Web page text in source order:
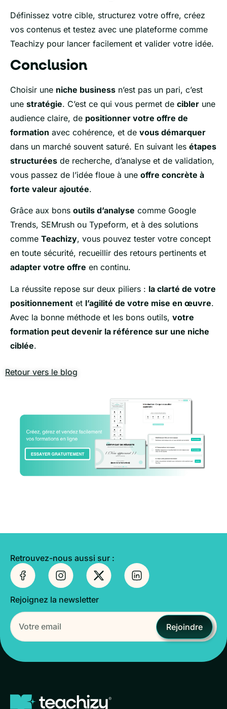
Définissez votre cible, structurez votre offre, créez
vos contenus et testez avec une plateforme comme
Teachizy pour lancer facilement et valider votre idée.
Conclusion
Choisir une niche business n’est pas un pari, c’est
une stratégie. C’est ce qui vous permet de cibler une
audience claire, de positionner votre offre de
formation avec cohérence, et de vous démarquer
dans un marché souvent saturé. En suivant les étapes
structurées de recherche, d’analyse et de validation,
vous passez de l’idée floue à une offre concrète à
forte valeur ajoutée.
Grâce aux bons outils d’analyse comme Google
Trends, SEMrush ou Typeform, et à des solutions
comme Teachizy, vous pouvez tester votre concept
en toute sécurité, recueillir des retours pertinents et
adapter votre offre en continu.
La réussite repose sur deux piliers : la clarté de votre
positionnement et l’agilité de votre mise en œuvre.
Avec la bonne méthode et les bons outils, votre
formation peut devenir la référence sur une niche
ciblée.
Retour vers le blog
Retrouvez-nous aussi sur :
Rejoignez la newsletter
Rejoindre